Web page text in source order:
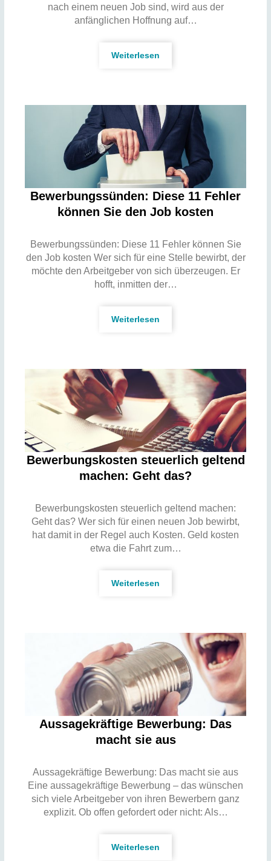
nach einem neuen Job sind, wird aus der
anfänglichen Hoffnung auf…
Weiterlesen
Bewerbungssünden: Diese 11 Fehler
können Sie den Job kosten
Bewerbungssünden: Diese 11 Fehler können Sie
den Job kosten Wer sich für eine Stelle bewirbt, der
möchte den Arbeitgeber von sich überzeugen. Er
hofft, inmitten der…
Weiterlesen
Bewerbungskosten steuerlich geltend
machen: Geht das?
Bewerbungskosten steuerlich geltend machen:
Geht das? Wer sich für einen neuen Job bewirbt,
hat damit in der Regel auch Kosten. Geld kosten
etwa die Fahrt zum…
Weiterlesen
Aussagekräftige Bewerbung: Das
macht sie aus
Aussagekräftige Bewerbung: Das macht sie aus
Eine aussagekräftige Bewerbung – das wünschen
sich viele Arbeitgeber von ihren Bewerbern ganz
explizit. Ob offen gefordert oder nicht: Als…
Weiterlesen